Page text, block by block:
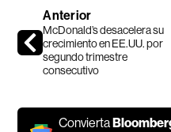
Anterior
McDonald’s desacelera su
crecimiento en EE.UU. por
segundo trimestre
consecutivo
Convierta